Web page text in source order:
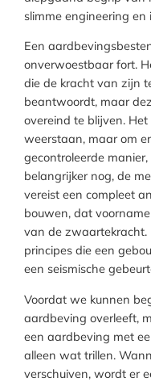
slimme engineering
Een
onverwoestbaar fort.
die de kracht van zijn
beantwoordt, maar
overeind te blijven.
weerstaan, maar om
gecontroleerde
belangrijker nog, de
vereist een compleet
bouwen, dat
van de
principes die een
een seismische
Voordat we kunnen
aardbeving overleeft,
een aardbeving met
alleen wat trillen.
verschuiven, wordt er